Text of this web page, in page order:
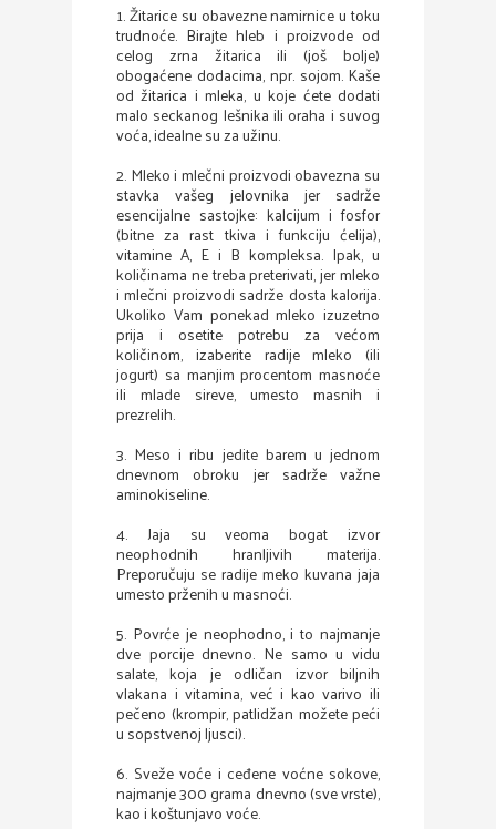
1. Žitarice su obavezne namirnice u toku
trudnoće. Birajte hleb i proizvode od
celog zrna žitarica ili (još bolje)
obogaćene dodacima, npr. sojom. Kaše
od žitarica i mleka, u koje ćete dodati
malo seckanog lešnika ili oraha i suvog
voća, idealne su za užinu.
2. Mleko i mlečni proizvodi obavezna su
stavka vašeg jelovnika jer sadrže
esencijalne sastojke: kalcijum i fosfor
(bitne za rast tkiva i funkciju ćelija),
vitamine A, E i B kompleksa. Ipak, u
količinama ne treba preterivati, jer mleko
i mlečni proizvodi sadrže dosta kalorija.
Ukoliko Vam ponekad mleko izuzetno
prija i osetite potrebu za većom
količinom, izaberite radije mleko (ili
jogurt) sa manjim procentom masnoće
ili mlade sireve, umesto masnih i
prezrelih.
3. Meso i ribu jedite barem u jednom
dnevnom obroku jer sadrže važne
aminokiseline.
4. Jaja su veoma bogat izvor
neophodnih hranljivih materija.
Preporučuju se radije meko kuvana jaja
umesto prženih u masnoći.
5. Povrće je neophodno, i to najmanje
dve porcije dnevno. Ne samo u vidu
salate, koja je odličan izvor biljnih
vlakana i vitamina, već i kao varivo ili
pečeno (krompir, patlidžan možete peći
u sopstvenoj ljusci).
6. Sveže voće i ceđene voćne sokove,
najmanje 300 grama dnevno (sve vrste),
kao i koštunjavo voće.